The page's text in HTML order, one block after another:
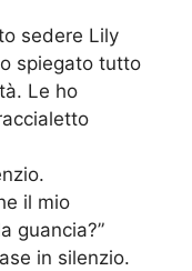
sedere Lily
spiegato tutto
Le ho
il mio
guancia?”
in silenzio.